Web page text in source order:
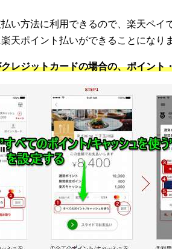
い方法に利用できるので、楽天ペイ
天ポイント払いができることになり
レジットカードの場合の、ポイント